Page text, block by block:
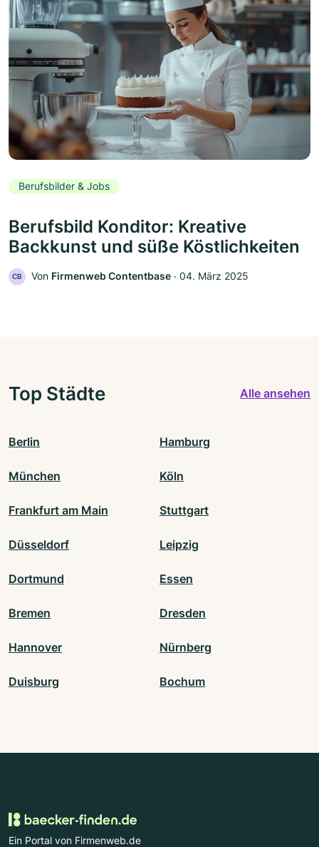
Berufsbilder & Jobs
Berufsbild Konditor: Kreative
Backkunst und süße Köstlichkeiten
CB Von Firmenweb Contentbase ‧ 04. März 2025
Top Städte Alle ansehen
Berlin Hamburg
München Köln
Frankfurt am Main Stuttgart
Düsseldorf Leipzig
Dortmund Essen
Bremen Dresden
Hannover Nürnberg
Duisburg Bochum
Ein Portal von Firmenweb.de